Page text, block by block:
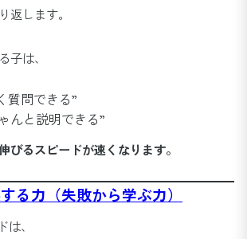
返します。
子は、
質問できる”
んと説明できる”
びるスピードが速くなります。
る力（失敗から学ぶ力）
、